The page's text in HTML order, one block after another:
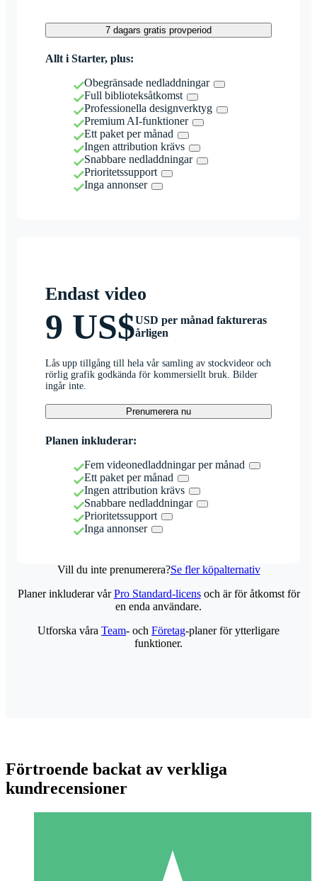
7 dagars gratis provperiod
Allt i Starter, plus:
Obegränsade nedladdningar
Full biblioteksåtkomst
Professionella designverktyg
Premium AI-funktioner
Ett paket per månad
Ingen attribution krävs
Snabbare nedladdningar
Prioritetssupport
Inga annonser
Endast video
9 US$USD per månad faktureras
årligen
Lås upp tillgång till hela vår samling av stockvideor och
rörlig grafik godkända för kommersiellt bruk. Bilder
ingår inte.
Prenumerera nu
Planen inkluderar:
Fem videonedladdningar per månad
Ett paket per månad
Ingen attribution krävs
Snabbare nedladdningar
Prioritetssupport
Inga annonser
Vill du inte prenumerera?Se fler köpalternativ
Planer inkluderar vårPro Standard-licensoch är för åtkomst för
en enda användare.
Utforska våra Team- och Företag-planer för ytterligare
funktioner.
Förtroende backat av verkliga
kundrecensioner